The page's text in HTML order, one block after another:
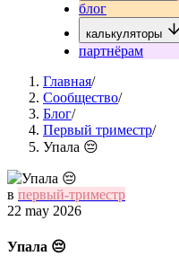
блог
калькуляторы
партнёрам
Главная/
Сообщество/
Блог/
Первый триместр/
Упала 😔
в первый-триместр
22 may 2026
Упала 😔